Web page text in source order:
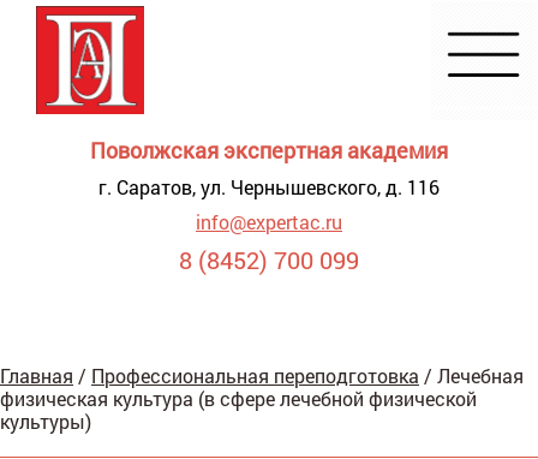
Поволжская экспертная академия
г. Саратов, ул. Чернышевского, д. 116
info@expertac.ru
8 (8452) 700 099
для
Главная / Профессиональная переподготовка / Лечебная
физическая культура (в сфере лечебной физической
культуры)